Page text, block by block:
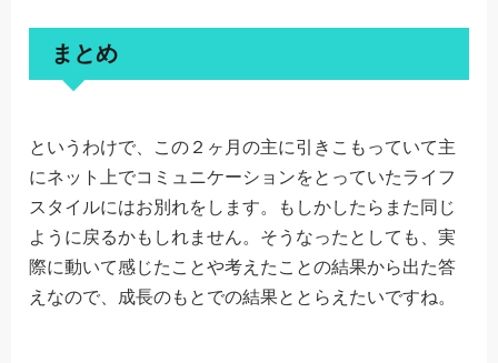
まとめ
というわけで、この２ヶ月の主に引きこもっていて主
にネット上でコミュニケーションをとっていたライフ
スタイルにはお別れをします。もしかしたらまた同じ
ように戻るかもしれません。そうなったとしても、実
際に動いて感じたことや考えたことの結果から出た答
えなので、成長のもとでの結果ととらえたいですね。